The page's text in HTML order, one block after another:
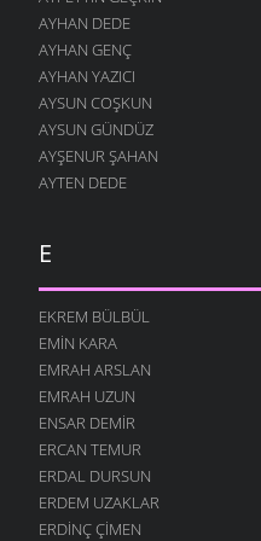
İNSANLIK
24 OCAK 2011
GELSIN -2
19 ARALIK 2010
ÇOCUĞUM
13 ARALIK 2010
UTANSIN
5 ARALIK 2010
GELSIN
30 KASIM 2010
ÖĞRETMEN
22 KASIM 2010
DEĞIL MI?
22 KASIM 2010
AŞKI NEYLEYIM
AYHAN DEDE
AYHAN GENÇ
AYHAN YAZICI
AYSUN COŞKUN
AYSUN GÜNDÜZ
AYŞENUR ŞAHAN
AYTEN DEDE
E
EKREM BÜLBÜL
EMIN KARA
EMRAH ARSLAN
EMRAH UZUN
ENSAR DEMIR
ERCAN TEMUR
ERDAL DURSUN
ERDEM UZAKLAR
ERDINÇ ÇIMEN